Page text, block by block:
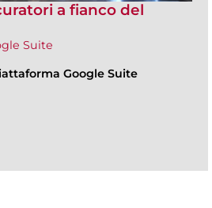
a fianco del
Suite
Google Suite